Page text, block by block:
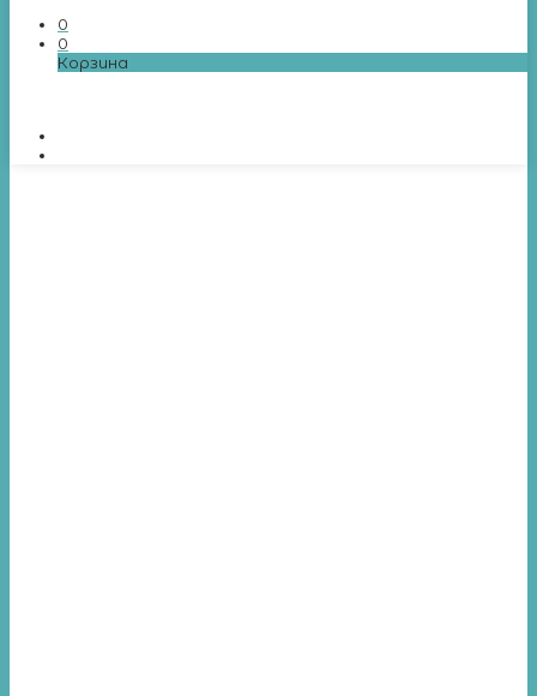
0
0
Корзина